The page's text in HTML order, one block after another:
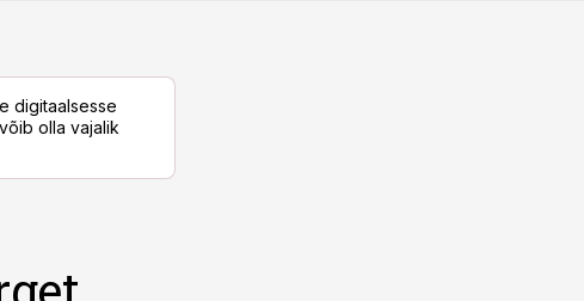
digitaalsesse
olla vajalik